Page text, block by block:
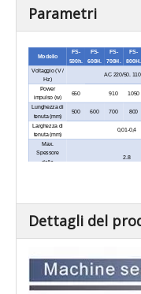
Parametri
Modello
FS-
500h.
FS-
600H.
FS-
700H.
FS-
800H.
Voltaggio (V /
Hz)
AC 220/50.
Power
impulso (w)
650 910 1050
Lunghezza di
tenuta (mm)
500 600 700 800
Larghezza di
tenuta (mm)
0,01-0,4
Max.
Spessore
della
2.8
esterne (l × w
× h) (mm)
× 350
× 245
× 350
× 245
× 350
× 245
× 245
5 5.5 6 6.5
Dettagli del